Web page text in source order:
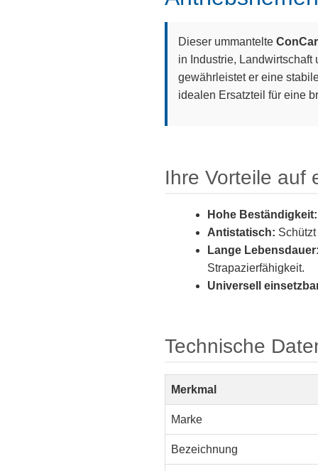
Dieser ummantelte
in Industrie,
gewährleistet er eine
idealen Ersatzteil für eine
Ihre Vorteile auf
Hohe Beständigkeit:
Antistatisch:
Lange
Strapazierfähigkeit.
Universell
Technische
Merkmal
Marke
Bezeichnung